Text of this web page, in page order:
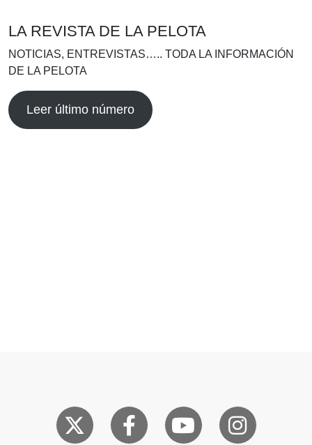
LA REVISTA DE LA PELOTA
NOTICIAS, ENTREVISTAS….. TODA LA INFORMACIÓN
DE LA PELOTA
Leer último número